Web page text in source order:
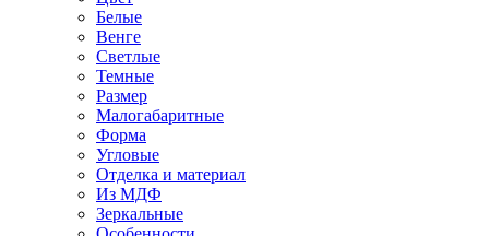
Белые
Венге
Светлые
Темные
Размер
Малогабаритные
Форма
Угловые
Отделка и материал
Из МДФ
Зеркальные